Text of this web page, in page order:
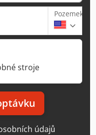
Pozemek
stroje
údajů